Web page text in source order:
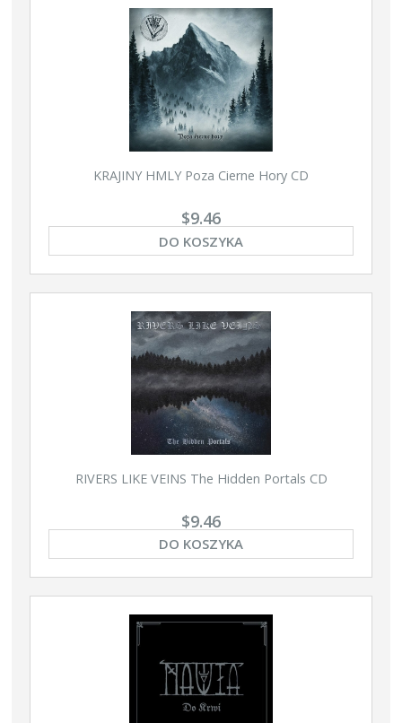
KRAJINY HMLY Poza Cierne Hory CD
$9.46
DO KOSZYKA
RIVERS LIKE VEINS The Hidden Portals CD
$9.46
DO KOSZYKA